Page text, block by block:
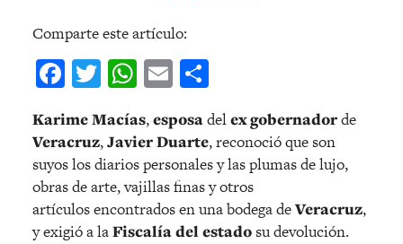
Comparte este artículo:
Facebook
Twitter
WhatsApp
Email
Karime Macías,esposadelex gobernadorde
Veracruz,Javier Duarte, reconoció que son
suyos los diarios personales y las plumas de lujo,
obras de arte, vajillas finas y otros
artículos encontrados en una bodega deVeracruz,
y exigió a laFiscalíadel estadosu devolución.